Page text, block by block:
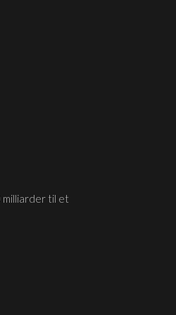
milliarder til et